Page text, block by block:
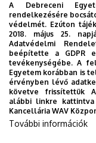
Cím
Épület
Emelet, ajtó
A Debreceni
rendelkezésére
védelmét. Ezúton
2018. május 25.
Adatvédelmi
beépítette a GDPR
tevékenységébe. A
Egyetem korábban is
érvényben lévő
követve frissítettük
alábbi linkre
Kancellária WAV
További információk